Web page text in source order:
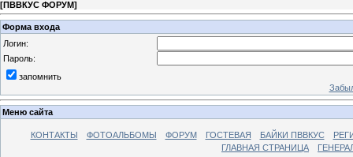
[ПВВКУС ФОРУМ]
Форма входа
Логин:
Пароль:
запомнить
Меню сайта
КОНТАКТЫ ФОТОАЛЬБОМЫ ФОРУМ ГОСТЕВАЯ БАЙКИ ПВВКУС
ГЛАВНАЯ СТРАНИЦА